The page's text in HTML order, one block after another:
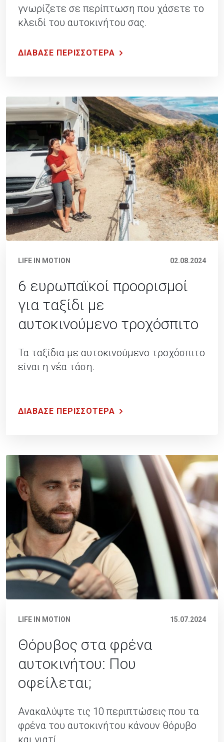
γνωρίζετε σε περίπτωση που χάσετε το
κλειδί του αυτοκινήτου σας.
ΔΙΑΒΑΣΕ ΠΕΡΙΣΣΟΤΕΡΑ
LIFE IN MOTION 02.08.2024
6 ευρωπαϊκοί προορισμοί
για ταξίδι με
αυτοκινούμενο τροχόσπιτο
Τα ταξίδια με αυτοκινούμενο τροχόσπιτο
είναι η νέα τάση.
ΔΙΑΒΑΣΕ ΠΕΡΙΣΣΟΤΕΡΑ
LIFE IN MOTION 15.07.2024
Θόρυβος στα φρένα
αυτοκινήτου: Που
οφείλεται;
Ανακαλύψτε τις 10 περιπτώσεις που τα
φρένα του αυτοκινήτου κάνουν θόρυβο
και γιατί.